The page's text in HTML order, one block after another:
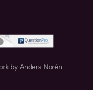
by Anders Norén